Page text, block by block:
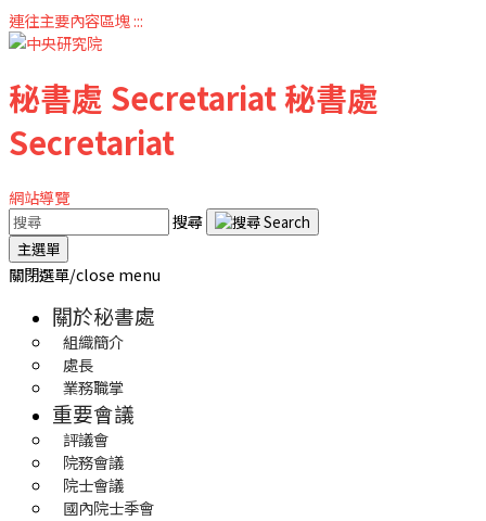
連往主要內容區塊:::
秘書處 Secretariat秘書處
Secretariat
網站導覽
搜尋
主選單
關閉選單/close menu
關於秘書處
組織簡介
處長
業務職掌
重要會議
評議會
院務會議
院士會議
國內院士季會